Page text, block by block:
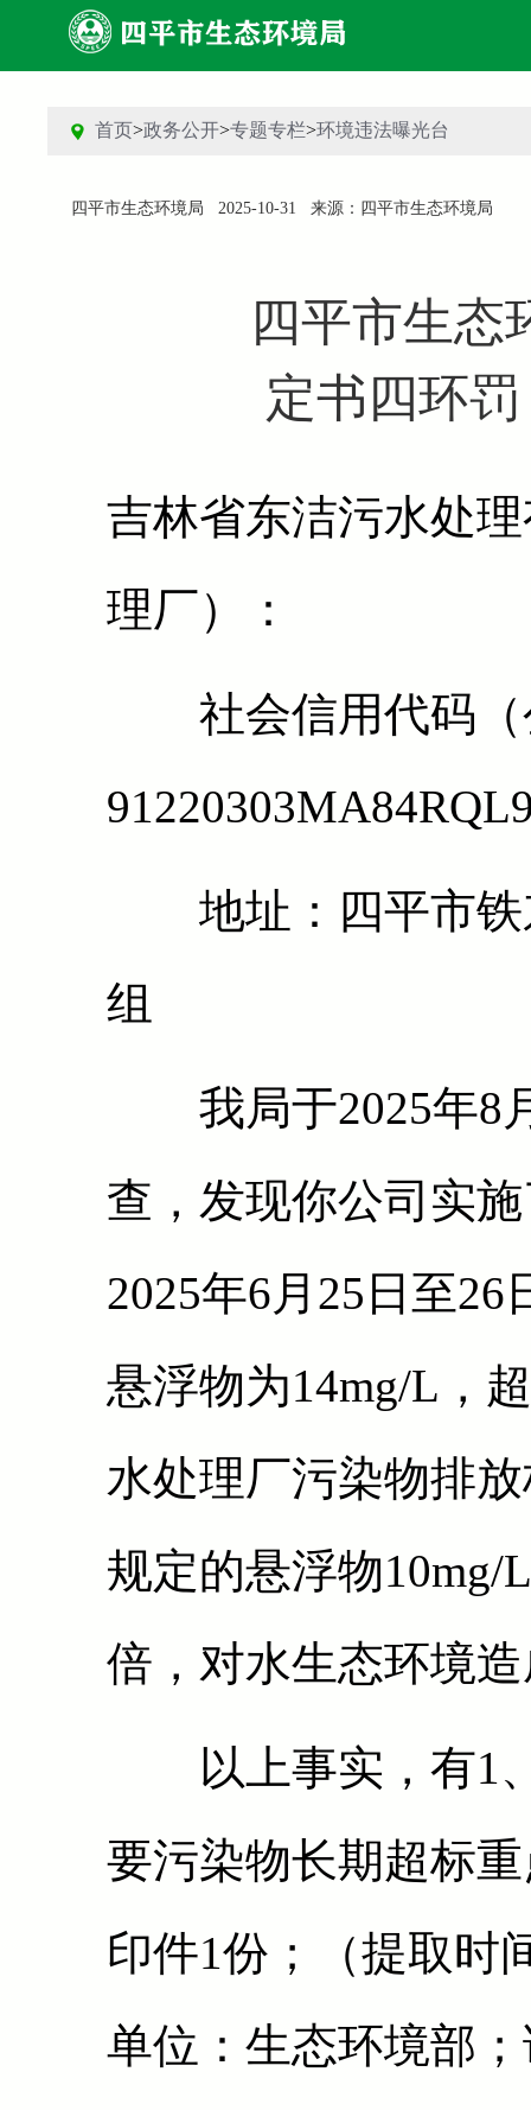
首页>政务公开>专题专栏>环境违法曝光台
四平市生态环境局 2025-10-31 来源：四平市生态环境局
四平市生态
定书四环
吉林省东洁污水处
理厂）：
社会信用代码（
地址：四平市铁
组
我局于2025年8
查，发现你公司实
2025年6月25日至
悬浮物为14mg/L，
水处理厂污染物排
规定的悬浮物10mg/
倍，对水生态环境
以上事实，有1、
要污染物长期超标
印件1份；（提取时
单位：生态环境部